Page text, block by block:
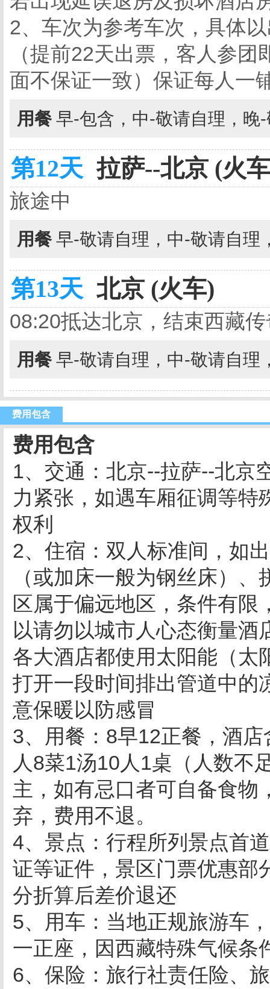
2、车次为参考车次，具体
（提前22天出票，客人参
面不保证一致）保证每人一
用餐 早-包含，中-敬请自理，晚
第12天 拉萨--北京 (火
旅途中
用餐 早-敬请自理，中-敬请自理
第13天 北京 (火车)
08:20抵达北京，结束西藏
用餐 早-敬请自理，中-敬请自理
费用包含
费用包含
1、交通：北京--拉萨--北京
力紧张，如遇车厢征调等特
权利
2、住宿：双人标准间，如
（或加床一般为钢丝床）
区属于偏远地区，条件有限
以请勿以城市人心态衡量
各大酒店都使用太阳能（太
打开一段时间排出管道中的
意保暖以防感冒
3、用餐：8早12正餐，酒
人8菜1汤10人1桌（人数不
主，如有忌口者可自备食物
弃，费用不退。
4、景点：行程所列景点首
证等证件，景区门票优惠部
分折算后差价退还
5、用车：当地正规旅游车
一正座，因西藏特殊气候条
6、保险：旅行社责任险、